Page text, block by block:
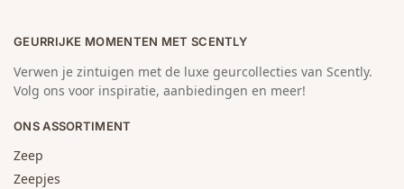
GEURRIJKE MOMENTEN MET SCENTLY
Verwen je zintuigen met de luxe geurcollecties van Scently.
Volg ons voor inspiratie, aanbiedingen en meer!
ONS ASSORTIMENT
Zeep
Zeepjes